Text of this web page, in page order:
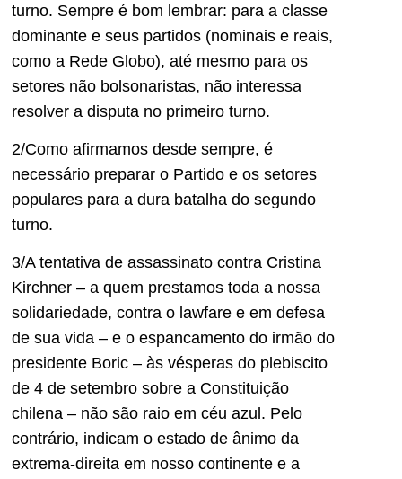
turno. Sempre é bom lembrar: para a classe
dominante e seus partidos (nominais e reais,
como a Rede Globo), até mesmo para os
setores não bolsonaristas, não interessa
resolver a disputa no primeiro turno.
2/Como afirmamos desde sempre, é
necessário preparar o Partido e os setores
populares para a dura batalha do segundo
turno.
3/A tentativa de assassinato contra Cristina
Kirchner – a quem prestamos toda a nossa
solidariedade, contra o lawfare e em defesa
de sua vida – e o espancamento do irmão do
presidente Boric – às vésperas do plebiscito
de 4 de setembro sobre a Constituição
chilena – não são raio em céu azul. Pelo
contrário, indicam o estado de ânimo da
extrema-direita em nosso continente e a